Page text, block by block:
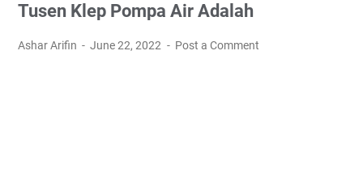
Tusen Klep Pompa Air Adalah
Ashar Arifin June 22, 2022 Post a Comment